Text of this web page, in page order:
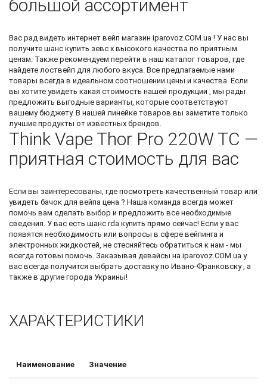
большой ассортимент
Вас рад видеть интернет вейп магазин iparovoz.COM.ua ! У нас вы
получите шанс купить зевс х высокого качества по приятным
ценам. Также рекомендуем перейти в наш каталог товаров, где
найдете лоствейп для любого вкуса. Все предлагаемые нами
товары всегда в идеальном соотношении цены и качества. Если
вы хотите увидеть какая стоимость нашей продукции , мы рады
предложить выгодные варианты, которые соответствуют
вашему бюджету. В нашей линейке товаров вы заметите только
лучшие продукты от известных брендов.
Think Vape Thor Pro 220W TC —
приятная стоимость для вас
Если вы заинтересованы, где посмотреть качественный товар или
увидеть бачок для вейпа цена ? Наша команда всегда может
помочь вам сделать выбор и предложить все необходимые
сведения. У вас есть шанс rda купить прямо сейчас! Если у вас
появятся необходимость или вопросы в сфере вейпинга и
электронных жидкостей, не стесняйтесь обратиться к нам - мы
всегда готовы помочь. Заказывая девайсы на iparovoz.COM.ua у
вас всегда получится выбрать доставку по Ивано-Франковску , а
также в другие города Украины!
ХАРАКТЕРИСТИКИ
Наименование Значение